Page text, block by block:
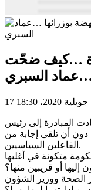
…كيف ضحّت
…عماد السبري
17 جويلية 2020، 18:30
المبادرة إلى رئيس
دون أن تلقى إجابة من
الفاعلين السياسيين.
متكونة في أغلبها
إليها أو قريبين منها؟
الصحة ووزير الشؤون